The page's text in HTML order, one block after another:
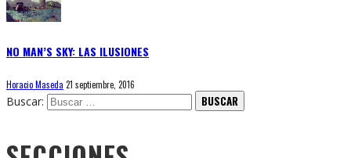
NO MAN’S SKY: LAS ILUSIONES
Horacio Maseda 21 septiembre, 2016
Buscar: